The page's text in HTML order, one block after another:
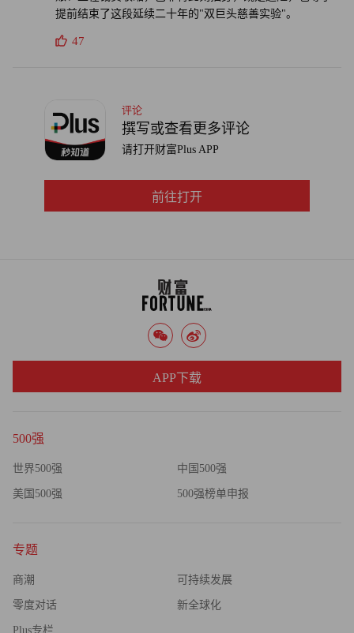
链的跨期匹配将面临考验。（财富中文网）
提前结束了这段延续二十年的"双巨头慈善实验"。
47
评论
撰写或查看更多评论
请打开财富Plus APP
前往打开
500强
世界500强 中国500强
美国500强 500强榜单申报
专题
商潮 可持续发展
零度对话 新全球化
Plus专栏
APP下载